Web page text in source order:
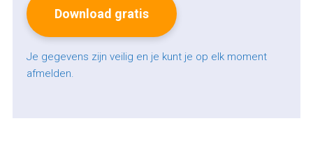
Je gegevens zijn veilig en je kunt je op elk moment
afmelden.